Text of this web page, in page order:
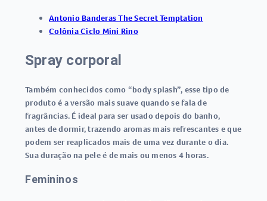
Antonio Banderas The Secret Temptation
Colônia Ciclo Mini Rino
Spray corporal
Também conhecidos como “body splash”, esse tipo de
produto é a versão mais suave quando se fala de
fragrâncias. É ideal para ser usado depois do banho,
antes de dormir, trazendo aromas mais refrescantes e que
podem ser reaplicados mais de uma vez durante o dia.
Sua duração na pele é de mais ou menos 4 horas.
Femininos